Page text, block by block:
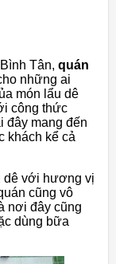
Tân, quán
những ai
món lẩu dê
công thức
đây mang đến
khách kể cả
dê với hương vị
cũng vô
nơi đây cũng
dùng bữa